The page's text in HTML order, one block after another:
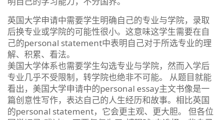
英国大学申请中需要学生明确自己的专业与学院，录取
后换专业或学院的可能性很小。这意味这学生需要在自
己的personal statement中表明自己对于所选专业的理
解、积累、看法。
美国大学体系也需要学生勾选专业与学院，然而入学后
专业几乎不受限制，转学院也绝非不可能。 从题目就能
看出，美国大学申请中的personal essay主文书像是一
篇创意性写作，表达自己的人生经历和故事。相比英国
的personal statement，它会更主观、更大胆。 但各位